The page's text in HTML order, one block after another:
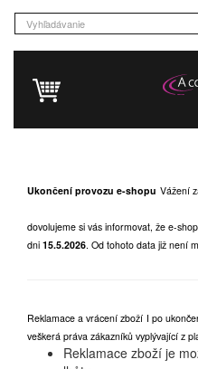
Ukončení provozu e-shopu Vážení
dovolujeme si vás informovat, že e-shop
dni 15.5.2026. Od tohoto data již není
Reklamace a vrácení zboží I po
veškerá práva zákazníků vyplývající z
Reklamace zboží je